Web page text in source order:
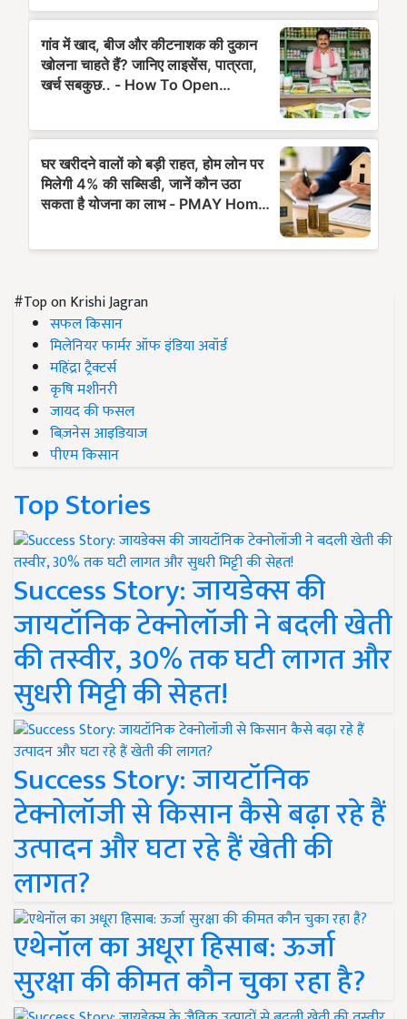
#Top on Krishi Jagran
सफल किसान
मिलेनियर फार्मर ऑफ इंडिया अवॉर्ड
महिंद्रा ट्रैक्टर्स
कृषि मशीनरी
जायद की फसल
बिज़नेस आइडियाज
पीएम किसान
Top Stories
Success Story: जायडेक्स की
जायटॉनिक टेक्नोलॉजी ने बदली खेती
की तस्वीर, 30% तक घटी लागत और
सुधरी मिट्टी की सेहत!
Success Story: जायटॉनिक
टेक्नोलॉजी से किसान कैसे बढ़ा रहे हैं
उत्पादन और घटा रहे हैं खेती की
लागत?
एथेनॉल का अधूरा हिसाब: ऊर्जा
सुरक्षा की कीमत कौन चुका रहा है?